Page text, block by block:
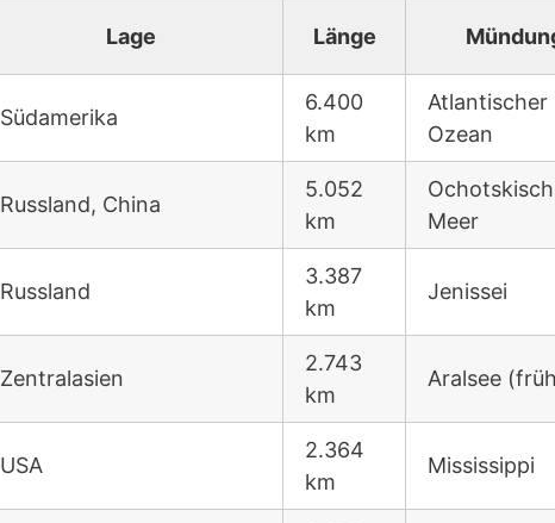
Lage Länge
Südamerika
6.400
km
Atlantischer
Ozean
Russland, China
5.052
km
Meer
Russland
3.387
km
Jenissei
Zentralasien
2.743
km
Aralsee
USA
2.364
km
Mississippi